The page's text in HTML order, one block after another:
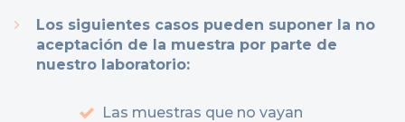
Los siguientes casos pueden suponer la no
aceptación de la muestra por parte de
nuestro laboratorio:
Las muestras que no vayan